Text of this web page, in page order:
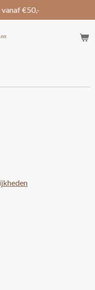
€50,-